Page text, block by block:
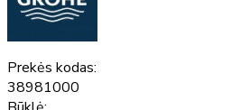
Prekės kodas:
38981000